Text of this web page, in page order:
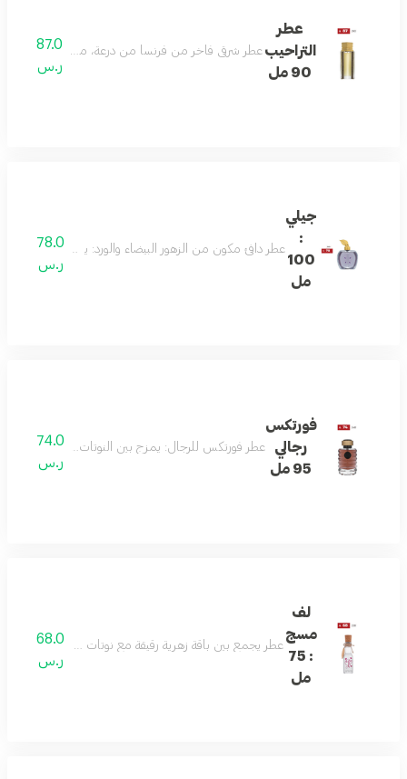
عطر
التراحيب
90 مل
عطر شرقي فاخر من فرنسا من درعة، مثالي للرجال: يتميز
87.0
ر.س
جيلي
:
100
مل
عطر دافئ مكون من الزهور البيضاء والورد: يعكس جوهر
78.0
ر.س
فورتكس
رجالي
95 مل
عطر فورتكس للرجال: يمزج بين النوتات الحمضية
74.0
ر.س
لف
مسج
: 75
مل
عطر يجمع بين باقة زهرية رقيقة مع نوتات مسكية ناعمة: تبدأ
68.0
ر.س